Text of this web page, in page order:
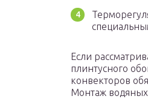
Если
плинтусного
конвекторов
Монтаж